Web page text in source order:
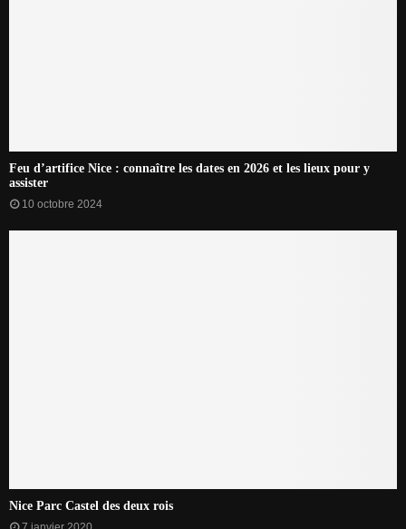
Feu d’artifice Nice : connaître les dates en 2026 et les lieux pour y
assister
10 octobre 2024
Nice Parc Castel des deux rois